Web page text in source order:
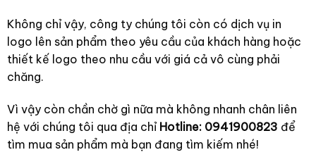
Không chỉ vậy, công ty chúng tôi còn có dịch vụ in
logo lên sản phẩm theo yêu cầu của khách hàng hoặc
thiết kế logo theo nhu cầu với giá cả vô cùng phải
chăng.
Vì vậy còn chần chờ gì nữa mà không nhanh chân liên
hệ với chúng tôi qua địa chỉ Hotline: 0941900823 để
tìm mua sản phẩm mà bạn đang tìm kiếm nhé!